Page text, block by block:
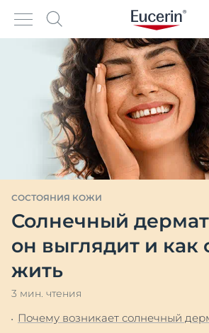
СОСТОЯНИЯ КОЖИ
Солнечный
он выглядит и как
жить
3 мин. чтения
Почему возникает солнечный